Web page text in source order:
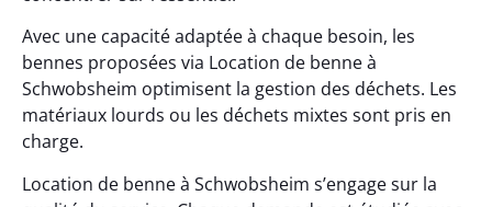
Avec une capacité adaptée à chaque besoin, les
bennes proposées via Location de benne à
Schwobsheim optimisent la gestion des déchets. Les
matériaux lourds ou les déchets mixtes sont pris en
charge.
Location de benne à Schwobsheim s’engage sur la